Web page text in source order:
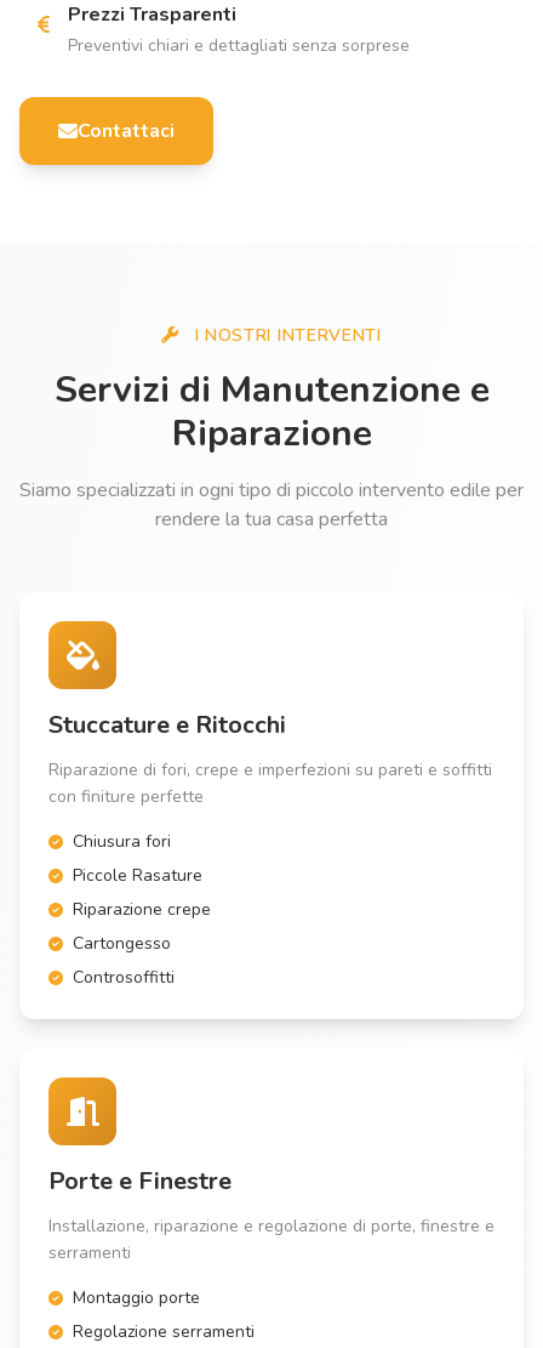
Prezzi Trasparenti
Preventivi chiari e dettagliati senza sorprese
Contattaci
I NOSTRI INTERVENTI
Servizi di Manutenzione e
Riparazione
Siamo specializzati in ogni tipo di piccolo intervento edile per
rendere la tua casa perfetta
Stuccature e Ritocchi
Riparazione di fori, crepe e imperfezioni su pareti e soffitti
con finiture perfette
Chiusura fori
Piccole Rasature
Riparazione crepe
Cartongesso
Controsoffitti
Porte e Finestre
Installazione, riparazione e regolazione di porte, finestre e
serramenti
Montaggio porte
Regolazione serramenti